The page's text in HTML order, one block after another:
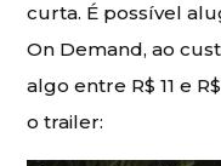
curta. É possível
On Demand, ao
algo entre R$ 11 e
o trailer: